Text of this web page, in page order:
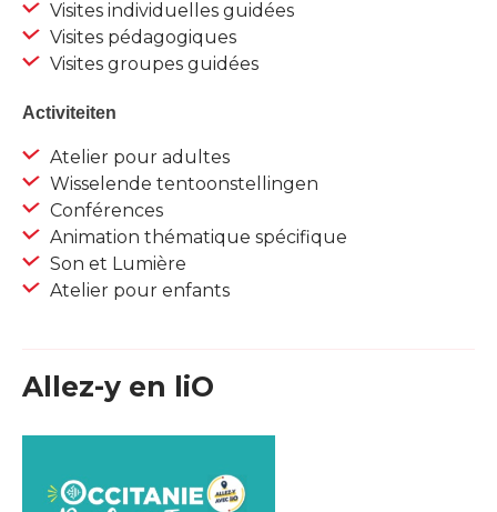
Visites individuelles guidées
Visites pédagogiques
Visites groupes guidées
Activiteiten
Atelier pour adultes
Wisselende tentoonstellingen
Conférences
Animation thématique spécifique
Son et Lumière
Atelier pour enfants
Allez-y en liO